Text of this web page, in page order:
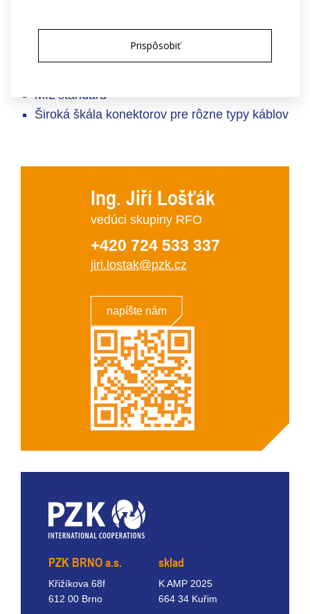
Prispôsobiť
MIL štandard
Široká škála konektorov pre rôzne typy káblov
Ing. Jiří Lošťák
vedúci skupiny RFO
+420 724 533 337
jiri.lostak@pzk.cz
napíšte nám
PZK BRNO a.s.
Křižíkova 68f
612 00 Brno
sklad
K AMP 2025
664 34 Kuřim